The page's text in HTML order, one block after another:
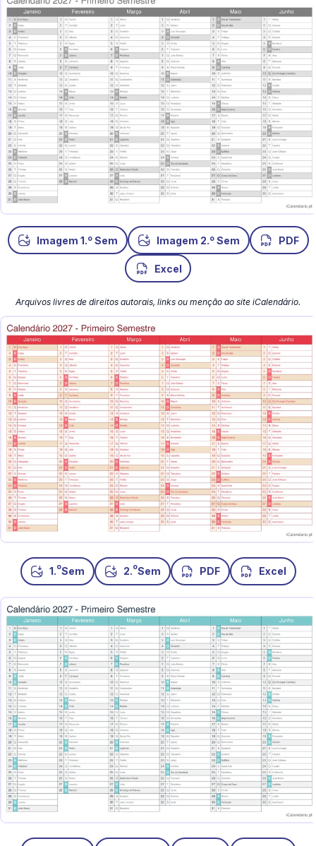
Imagem 1.o Sem Imagem 2.o Sem PDF
Excel
Arquivos livres de direitos autorais, links ou menção ao site iCalendário.
1.oSem 2.oSem PDF Excel